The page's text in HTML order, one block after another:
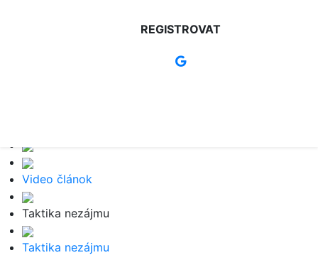
REGISTROVAT
Video článok
Taktika nezájmu
Taktika nezájmu